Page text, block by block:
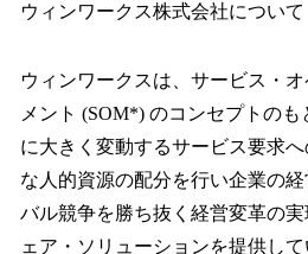
ウィンワークス株式会社について
ウィンワークスは、サービス・
メント (SOM*) のコンセプトの
に大きく変動するサービス要求
な人的資源の配分を行い企業の
バル競争を勝ち抜く経営変革の
ェア・ソリューションを提供し